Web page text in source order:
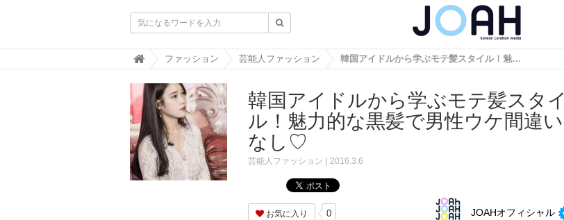
韓
国
ト
レ
ン
ド
情
報
・
韓
国
ファッション 芸能人ファッション 韓国アイドルから学ぶモテ髪スタイル！魅力的な黒髪で男性ウケ間違いなし♡
韓国アイドルから学ぶモテ髪スタイ
ル！魅力的な黒髪で男性ウケ間違い
なし♡
芸能人ファッション 2016.3.6
お気に入り 0 JOAHオフィシャル